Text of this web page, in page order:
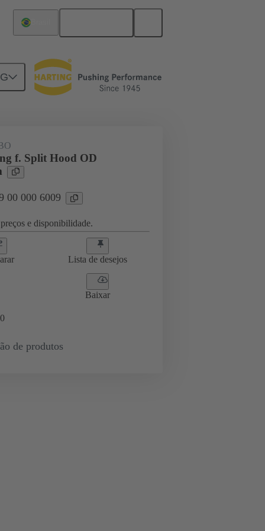
de cabo 09 00 000 6009
f. Split Hood OD
00 000 6009
e disponibilidade.
Lista de desejos
Baixar
0
de produtos